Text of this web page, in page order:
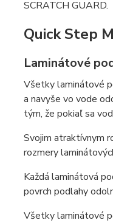
SCRATCH GUARD.
Quick Step
Laminátové
Všetky laminátové
a navyše vo vode
tým, že pokiaľ sa
Svojim atraktívnym
rozmery
Každá laminátová
povrch podlahy
Všetky laminátové